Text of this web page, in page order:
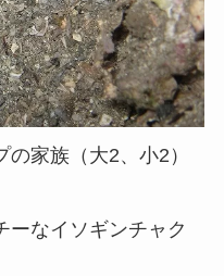
家族（大2、小2）
ーなイソギンチャク